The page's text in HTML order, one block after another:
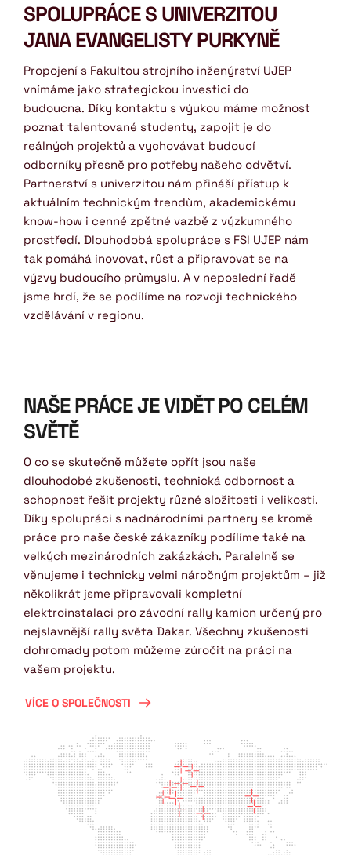
SPOLUPRÁCE S UNIVERZITOU
JANA EVANGELISTY PURKYNĚ
Propojení s Fakultou strojního inženýrství UJEP
vnímáme jako strategickou investici do
budoucna. Díky kontaktu s výukou máme možnost
poznat talentované studenty, zapojit je do
reálných projektů a vychovávat budoucí
odborníky přesně pro potřeby našeho odvětví.
Partnerství s univerzitou nám přináší přístup k
aktuálním technickým trendům, akademickému
know-how i cenné zpětné vazbě z výzkumného
prostředí. Dlouhodobá spolupráce s FSI UJEP nám
tak pomáhá inovovat, růst a připravovat se na
výzvy budoucího průmyslu. A v neposlední řadě
jsme hrdí, že se podílíme na rozvoji technického
vzdělávání v regionu.
NAŠE PRÁCE JE VIDĚT PO CELÉM
SVĚTĚ
O co se skutečně můžete opřít jsou naše
dlouhodobé zkušenosti, technická odbornost a
schopnost řešit projekty různé složitosti i velikosti.
Díky spolupráci s nadnárodními partnery se kromě
práce pro naše české zákazníky podílíme také na
velkých mezinárodních zakázkách. Paralelně se
věnujeme i technicky velmi náročným projektům – již
několikrát jsme připravovali kompletní
elektroinstalaci pro závodní rally kamion určený pro
nejslavnější rally světa Dakar. Všechny zkušenosti
dohromady potom můžeme zúročit na práci na
vašem projektu.
VÍCE O SPOLEČNOSTI